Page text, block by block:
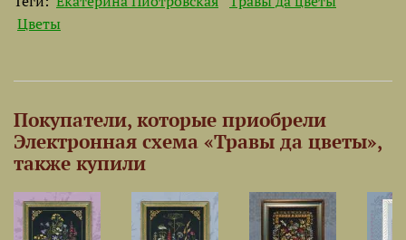
Цветы
Покупатели, которые приобрели
Электронная схема «Травы да цветы»,
также купили